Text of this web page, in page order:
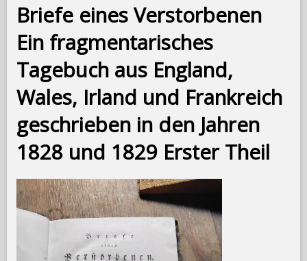
Briefe eines Verstorbenen
Ein fragmentarisches
Tagebuch aus England,
Wales, Irland und Frankreich
geschrieben in den Jahren
1828 und 1829 Erster Theil